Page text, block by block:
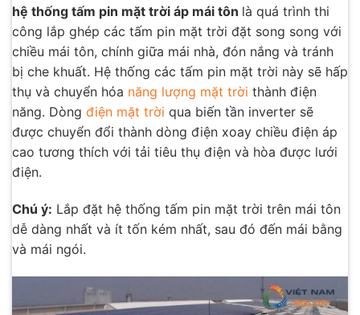
hệ thống tấm pin mặt trời áp mái tôn là quá trình thi
công lắp ghép các tấm pin mặt trời đặt song song với
chiều mái tôn, chính giữa mái nhà, đón nắng và tránh
bị che khuất. Hệ thống các tấm pin mặt trời này sẽ hấp
thụ và chuyển hóa năng lượng mặt trời thành điện
năng. Dòng điện mặt trời qua biến tần inverter sẽ
được chuyển đổi thành dòng điện xoay chiều điện áp
cao tương thích với tải tiêu thụ điện và hòa được lưới
điện.
Chú ý: Lắp đặt hệ thống tấm pin mặt trời trên mái tôn
dễ dàng nhất và ít tốn kém nhất, sau đó đến mái bằng
và mái ngói.